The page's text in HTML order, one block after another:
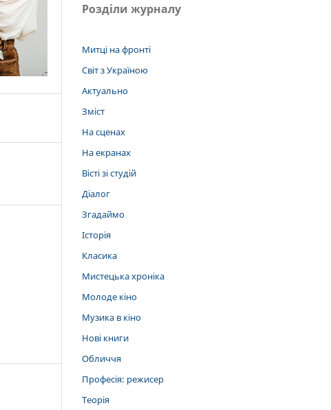
Розділи журналу
Митці на фронті
Світ з Україною
Актуально
Зміст
На сценах
На екранах
Вісті зі студій
Діалог
Згадаймо
Історія
Класика
Мистецька хроніка
Молоде кіно
Музика в кіно
Нові книги
Обличчя
Професія: режисер
Теорія